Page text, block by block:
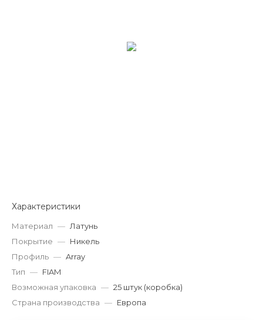
Характеристики
Материал — Латунь
Покрытие — Никель
Профиль — Array
Тип — FIAM
Возможная упаковка — 25 штук (коробка)
Страна производства — Европа